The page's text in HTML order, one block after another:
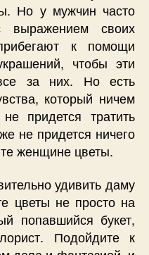
Но у мужчин часто
выражением своих
к помощи
чтобы эти
за них. Но есть
который ничем
придется тратить
не придется ничего
женщине цветы.
удивить даму
цветы не просто на
попавшийся букет,
Подойдите к